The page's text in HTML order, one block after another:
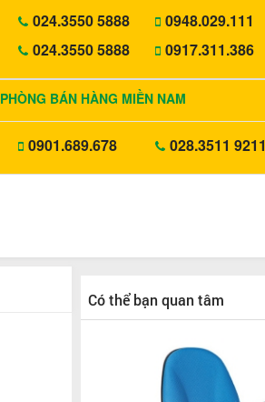
024.3550 5888
024.3550 5888
0948.029.111
0917.311.386
PHÒNG BÁN HÀNG MIỀN NAM
0901.689.678 028.3511 9211
Có thể bạn quan tâm